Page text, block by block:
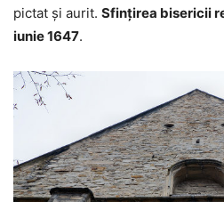
pictat şi aurit. Sfinţirea bisericii
iunie 1647.